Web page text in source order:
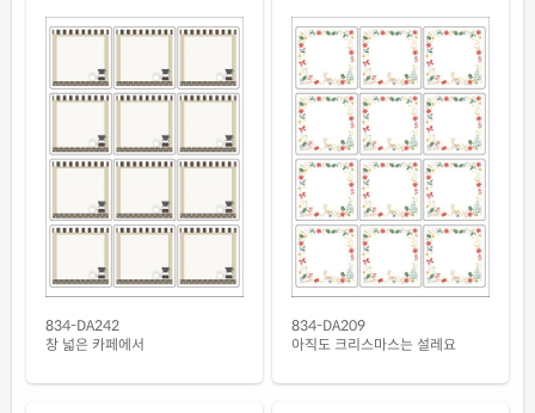
흰색(50μm) 광택 방수 레이저
레이저 전용
재질설명
흰색 무광 방수 레이저
CL834MP-DV152 레이저 전용
재질설명
흰색 무광 방수 시치미 레이저
RV834MP-DV152레이저 전용
재질설명
CL834TT-DV152레이저 전용
재질설명
투명(50μm) 방수 레이저 재질설명
834-DA242
창 넓은 카페에서
834-DA209
아직도 크리스마스는 설레요